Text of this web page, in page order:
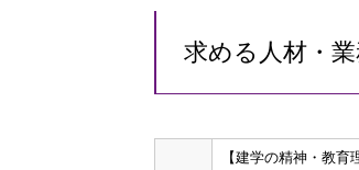
求める人材・
【建学の精神・教育